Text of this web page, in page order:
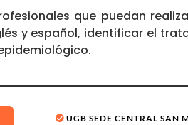
que puedan
y español, identificar el
UGB SEDE CENTRAL SAN